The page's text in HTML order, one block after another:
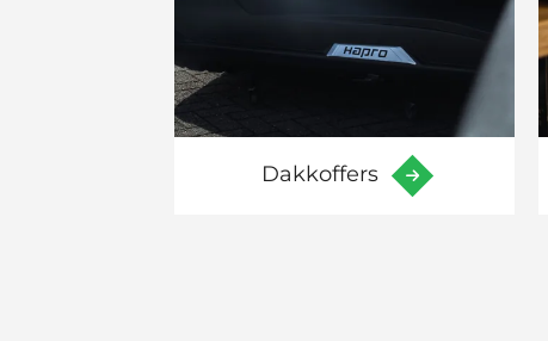
Dakkoffers